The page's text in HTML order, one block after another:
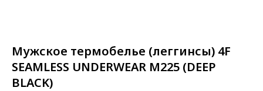
Мужское термобелье (леггинсы) 4F
SEAMLESS UNDERWEAR M225 (DEEP
BLACK)